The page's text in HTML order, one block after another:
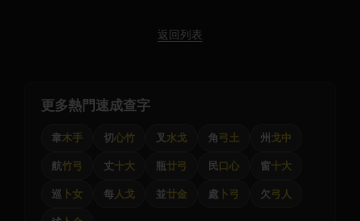
返回列表
更多熱門速成查字
韋木手 切心竹 叉 水戈 角弓土 州 戈中
航竹弓 丈十大 瓶廿弓 民口心 窗十大
巡 卜女 每人戈 並廿金 處 卜弓 欠弓人